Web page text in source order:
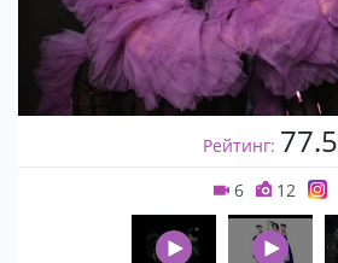
Рейтинг: 77.5
6 12